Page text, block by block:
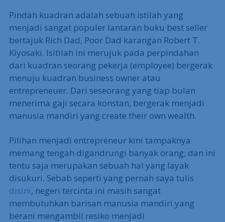
Pindah kuadran adalah sebuah istilah yang
menjadi sangat populer lantaran buku best seller
bertajuk Rich Dad, Poor Dad karangan Robert T.
Kiyosaki. Isitilah ini merujuk pada perpindahan
dari kuadran seorang pekerja (employee) bergerak
menuju kuadran business owner atau
entrepreneuer. Dari seseorang yang tiap bulan
menerima gaji secara konstan, bergerak menjadi
manusia mandiri yang create their own wealth.
Pilihan menjadi entrepreneur kini tampaknya
memang tengah digandrungi banyak orang; dan ini
tentu saja merupakan sebuah hal yang layak
disukuri. Sebab seperti yang pernah saya tulis
disini, negeri tercinta ini masih sangat
membutuhkan barisan manusia mandiri yang
berani mengambil resiko menjadi